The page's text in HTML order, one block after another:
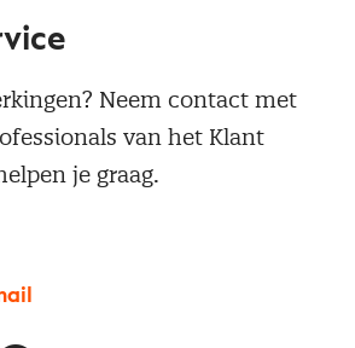
Neem contact met
van het Klant
je graag.